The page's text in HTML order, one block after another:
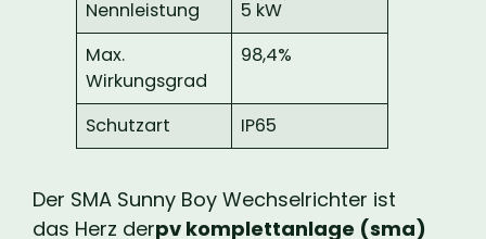
Nennleistung
5 kW
Max.
Wirkungsgrad
98,4%
Schutzart IP65
Der SMA Sunny Boy Wechselrichter ist
das Herz derpv komplettanlage (sma)